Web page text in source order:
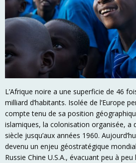
L’Afrique noire a une superficie de 46
milliard d’habitants. Isolée de l’Europe
compte tenu de sa position
islamiques, la colonisation organisée, a
siècle jusqu’aux années 1960.
devenu un enjeu géostratégique
Russie Chine U.S.A., évacuant peu à